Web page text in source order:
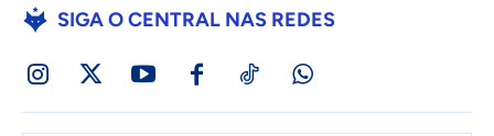
SIGA O CENTRAL NAS REDES